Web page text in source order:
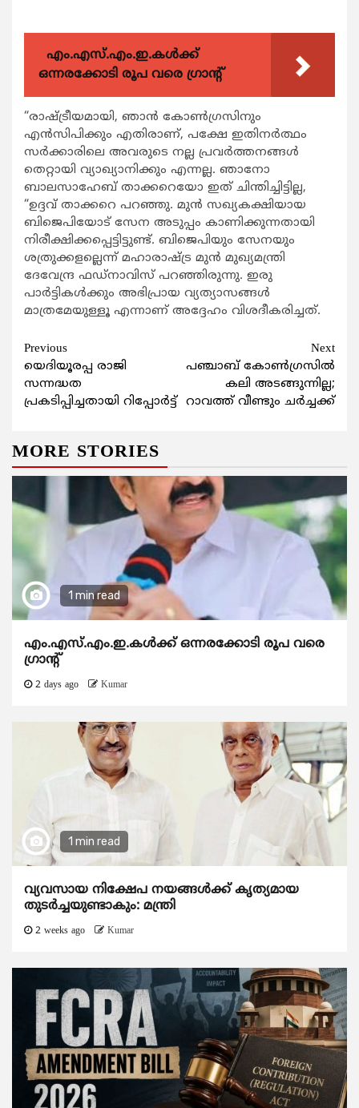
എം.എസ്.എം.ഇ.കൾക്ക്
ഒന്നരക്കോടി രൂപ വരെ ഗ്രാന്റ്
“രാഷ്ട്രീയമായി, ഞാന്‍ കോണ്‍ഗ്രസിനും
എന്‍സിപിക്കും എതിരാണ്, പക്ഷേ ഇതിനര്‍ത്ഥം
സര്‍ക്കാരിലെ അവരുടെ നല്ല പ്രവര്‍ത്തനങ്ങള്‍
തെറ്റായി വ്യാഖ്യാനിക്കും എന്നല്ല. ഞാനോ
ബാലസാഹേബ് താക്കറെയോ ഇത് ചിന്തിച്ചിട്ടില്ല,
“ഉദ്ദവ് താക്കറെ പറഞ്ഞു. മുന്‍ സഖ്യകക്ഷിയായ
ബിജെപിയോട് സേന അടുപ്പം കാണിക്കുന്നതായി
നിരീക്ഷിക്കപ്പെട്ടിട്ടുണ്ട്. ബിജെപിയും സേനയും
ശത്രുക്കളല്ലെന്ന് മഹാരാഷ്ട്ര മുന്‍ മുഖ്യമന്ത്രി
ദേവേന്ദ്ര ഫഡ്നാവിസ് പറഞ്ഞിരുന്നു. ഇരു
പാര്‍ട്ടികള്‍ക്കും അഭിപ്രായ വ്യത്യാസങ്ങള്‍
മാത്രമേയുള്ളൂ എന്നാണ് അദ്ദേഹം വിശദീകരിച്ചത്.
Continue
Reading
Previous
യെദിയൂരപ്പ രാജി
സന്നദ്ധത
പ്രകടിപ്പിച്ചതായി റിപ്പോര്‍ട്ട്
Next
പഞ്ചാബ് കോണ്‍ഗ്രസില്‍
കലി അടങ്ങുന്നില്ല;
റാവത്ത് വീണ്ടും ചര്‍ച്ചക്ക്
MORE STORIES
1 min read
എം.എസ്.എം.ഇ.കൾക്ക് ഒന്നരക്കോടി രൂപ വരെ
ഗ്രാന്റ്
2 days ago Kumar
1 min read
വ്യവസായ നിക്ഷേപ നയങ്ങള്‍ക്ക് കൃത്യമായ
തുടര്‍ച്ചയുണ്ടാകും: മന്ത്രി
2 weeks ago Kumar